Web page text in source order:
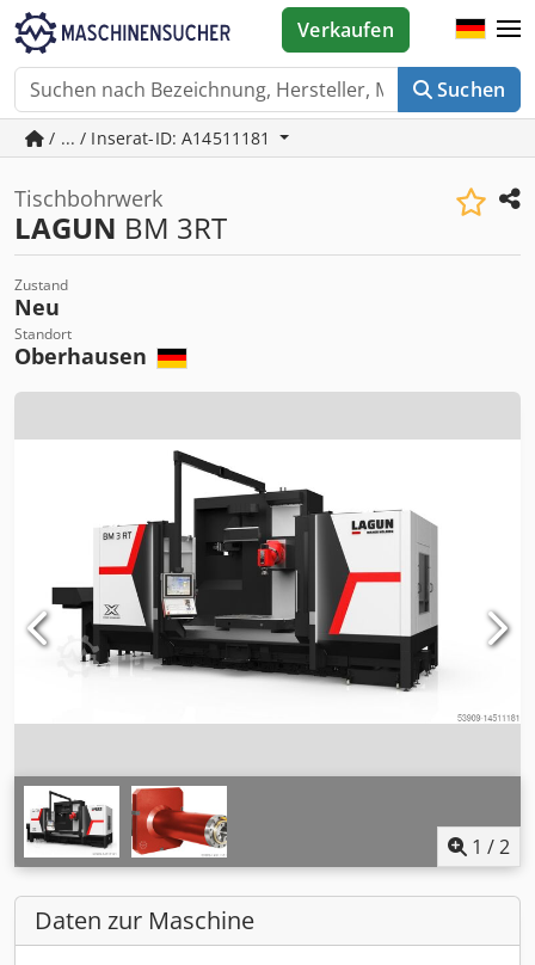
Suchen
Verkaufen
/ ... / Inserat-ID: A14511181
Tischbohrwerk
LAGUN BM 3RT
Zustand
Neu
Standort
Oberhausen
1 /2
Daten zur Maschine